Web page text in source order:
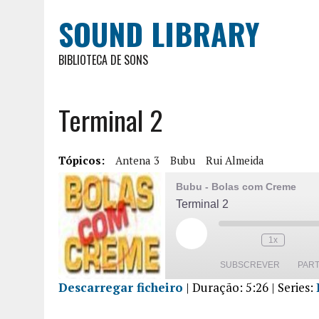
SOUND LIBRARY
BIBLIOTECA DE SONS
Terminal 2
Tópicos: Antena 3 Bubu Rui Almeida
Bubu - Bolas com Creme
Terminal 2
1x
SUBSCREVER
Descarregar ficheiro | Duração: 5:26 | Series: